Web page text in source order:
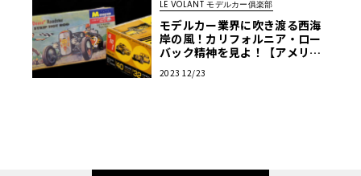
LE VOLANT モデルカー俱楽部
モデルカー業界に吹き渡る西海
岸の風！カリフォルニア・ロー
バック精神を見よ！【アメリカ
7回
2023 12/23